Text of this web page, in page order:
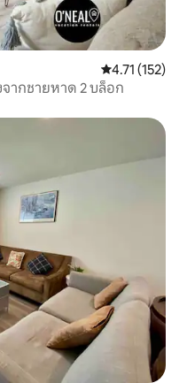
คะแนนเฉลี่ย
4.71 (152)
ากชายหาด 2 บล็อก